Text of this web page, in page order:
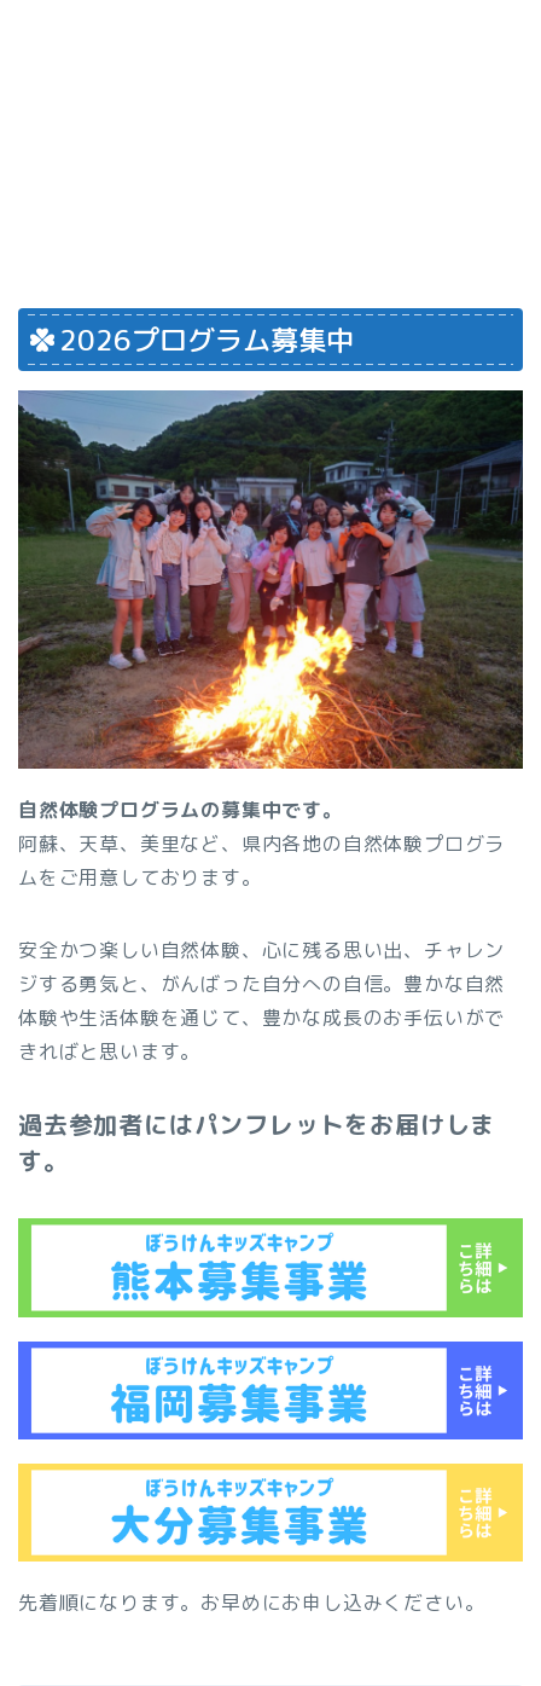
2026プログラム募集中
自然体験プログラムの募集中です。
阿蘇、天草、美里など、県内各地の自然体験プログラ
ムをご用意しております。
安全かつ楽しい自然体験、心に残る思い出、チャレン
ジする勇気と、がんばった自分への自信。豊かな自然
体験や生活体験を通じて、豊かな成長のお手伝いがで
きればと思います。
過去参加者にはパンフレットをお届けしま
す。
先着順になります。お早めにお申し込みください。